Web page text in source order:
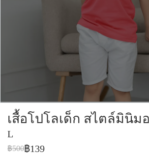
เสื้อโปโลเด็ก สไตล์มินิม
L
฿500฿139